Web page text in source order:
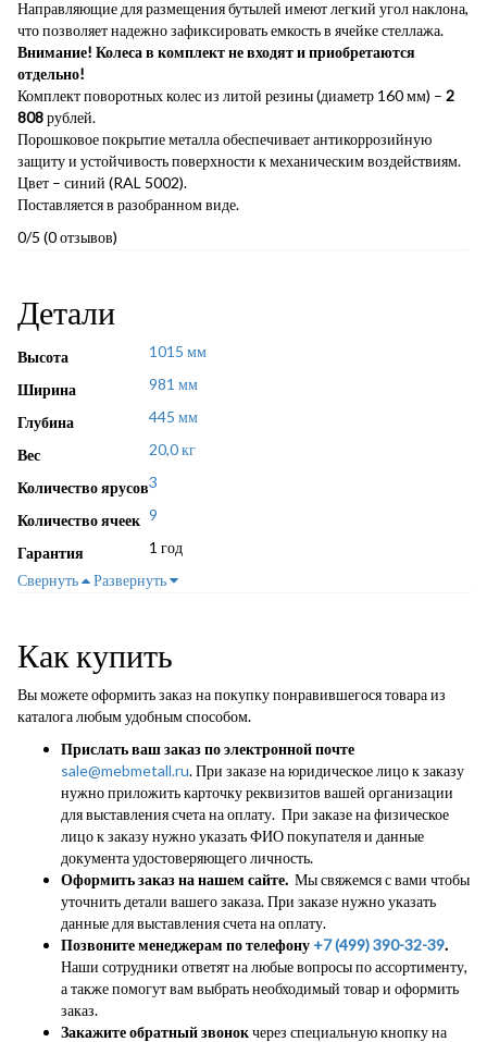
Направляющие для размещения бутылей имеют легкий угол наклона,
что позволяет надежно зафиксировать емкость в ячейке стеллажа.
Внимание! Колеса в комплект не входят и приобретаются
отдельно!
Комплект поворотных колес из литой резины (диаметр 160 мм) – 2
808рублей.
Порошковое покрытие металла обеспечивает антикоррозийную
защиту и устойчивость поверхности к механическим воздействиям.
Цвет – синий (RAL 5002).
Поставляется в разобранном виде.
0/5 (0 отзывов)
Детали
Высота 1015 мм
Ширина 981 мм
Глубина 445 мм
Вес 20,0 кг
Количество ярусов3
Количество ячеек 9
Гарантия
1 год
Свернуть
Развернуть
Как купить
Вы можете оформить заказ на покупку понравившегося товара из
каталога любым удобным способом.
Прислать ваш заказ по электронной почте
sale@mebmetall.ru. При заказе на юридическое лицо к заказу
нужно приложить карточку реквизитов вашей организации
для выставления счета на оплату. При заказе на физическое
лицо к заказу нужно указать ФИО покупателя и данные
документа удостоверяющего личность.
Оформить заказ на нашем сайте. Мы свяжемся с вами чтобы
уточнить детали вашего заказа. При заказе нужно указать
данные для выставления счета на оплату.
Позвоните менеджерам по телефону +7 (499) 390-32-39.
Наши сотрудники ответят на любые вопросы по ассортименту,
а также помогут вам выбрать необходимый товар и оформить
заказ.
Закажите обратный звонокчерез специальную кнопку на